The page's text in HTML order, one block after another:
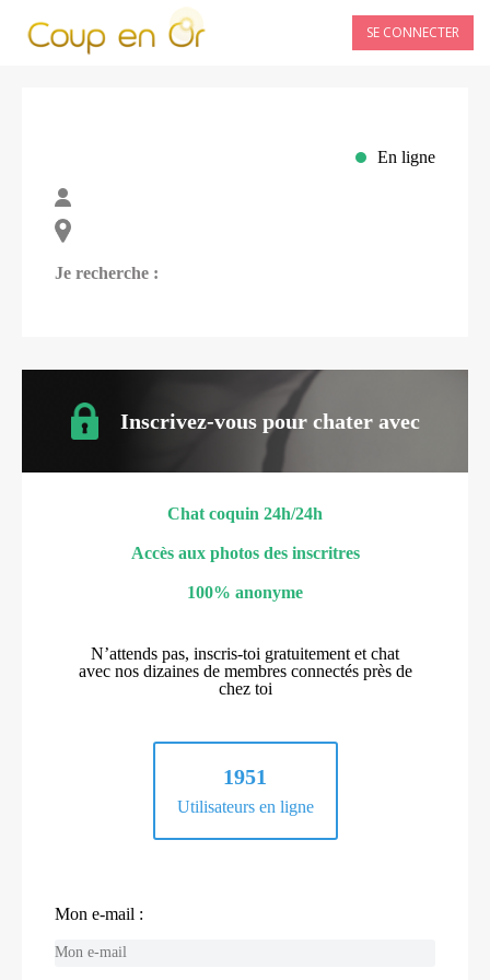
SE CONNECTER
En ligne
Je recherche :
Inscrivez-vous pour chater avec
Chat coquin 24h/24h
Accès aux photos des inscritres
100% anonyme
N’attends pas, inscris-toi gratuitement et chat
avec nos dizaines de membres connectés près de
chez toi
1951
Utilisateurs en ligne
Mon e-mail :